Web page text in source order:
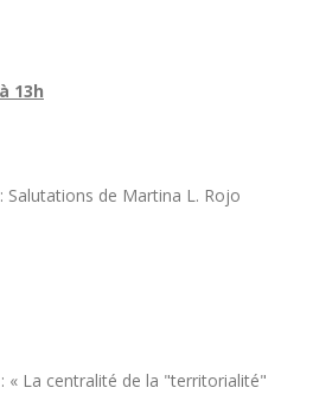
13h
Salutations de Martina L. Rojo
: « La centralité de la "territorialité"